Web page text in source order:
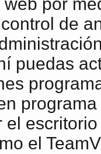
por
de
puedas
el
el